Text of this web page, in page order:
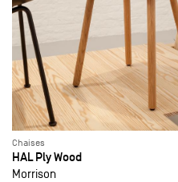
Chaises
HAL Ply Wood
Morrison